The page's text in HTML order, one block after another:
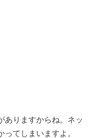
ありますからね。ネッ
ってしまいますよ。